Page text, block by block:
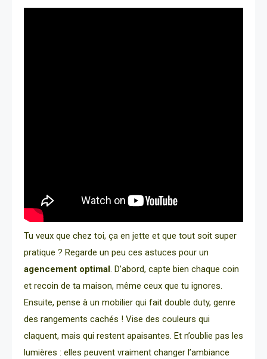
Tu veux que chez toi, ça en jette et que tout soit super
pratique ? Regarde un peu ces astuces pour un
agencement optimal. D’abord, capte bien chaque coin
et recoin de ta maison, même ceux que tu ignores.
Ensuite, pense à un mobilier qui fait double duty, genre
des rangements cachés ! Vise des couleurs qui
claquent, mais qui restent apaisantes. Et n’oublie pas les
lumières : elles peuvent vraiment changer l’ambiance